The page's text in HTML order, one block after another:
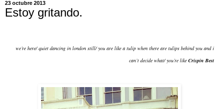
23 octubre 2013
Estoy gritando.
we’re here/quiet dancing in london still/you are like a tulip when there are tulips behind you and i
can’t decide what/ you’re like Crispin Best